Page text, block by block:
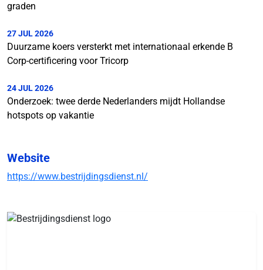
graden
27 JUL 2026
Duurzame koers versterkt met internationaal erkende B
Corp-certificering voor Tricorp
24 JUL 2026
Onderzoek: twee derde Nederlanders mijdt Hollandse
hotspots op vakantie
Website
https://www.bestrijdingsdienst.nl/